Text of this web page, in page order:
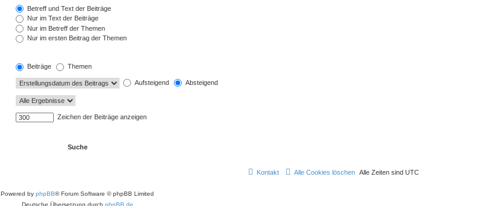
Betreff und Text der Beiträge
Nur im Text der Beiträge
Nur im Betreff der Themen
Nur im ersten Beitrag der Themen
Beiträge Themen
Aufsteigend Absteigend
Zeichen der Beiträge anzeigen
Alle Zeiten sind UTC
Alle Cookies löschen
Kontakt
Powered by phpBB® Forum Software © phpBB Limited
Deutsche Übersetzung durch phpBB.de